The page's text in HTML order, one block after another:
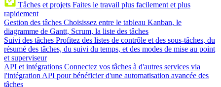
Tâches et projets Faites le travail plus facilement et plus
rapidement
Gestion des tâches Choisissez entre le tableau Kanban, le
diagramme de Gantt, Scrum, la liste des tâches
Suivi des tâches Profitez des listes de contrôle et des sous-tâches, du
résumé des tâches, du suivi du temps, et des modes de mise au point
et superviseur
API et intégrations Connectez vos tâches à d'autres services via
l'intégration API pour bénéficier d'une automatisation avancée des
tâches